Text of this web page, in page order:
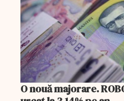
O nouă majorare. ROBOR la trei luni a